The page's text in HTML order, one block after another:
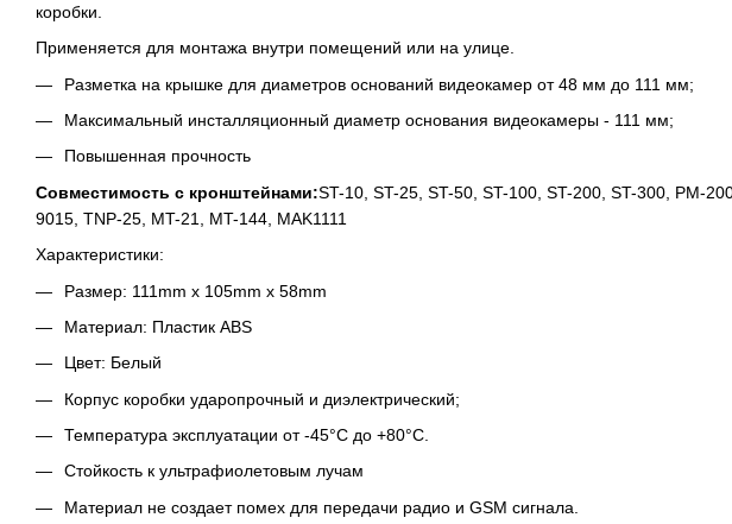
коробки.
Применяется для монтажа внутри помещений или на улице.
Разметка на крышке для диаметров оснований видеокамер от 48 мм до 111 мм;
Максимальный инсталляционный диаметр основания видеокамеры - 111 мм;
Повышенная прочность
Совместимость с кронштейнами:ST-10, ST-25, ST-50, ST-100, ST-200, ST-300, PM-
9015, TNP-25, MT-21, MT-144, MAK1111
Характеристики:
Размер: 111mm x 105mm x 58mm
Материал: Пластик ABS
Цвет: Белый
Корпус коробки ударопрочный и диэлектрический;
Температура эксплуатации от -45°C до +80°C.
Стойкость к ультрафиолетовым лучам
Материал не создает помех для передачи радио и GSM сигнала.